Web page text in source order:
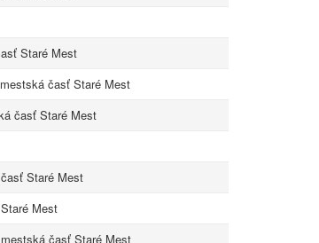
Staré Mest
časť Staré Mest
časť Staré Mest
Staré Mest
Mest
časť Staré Mest